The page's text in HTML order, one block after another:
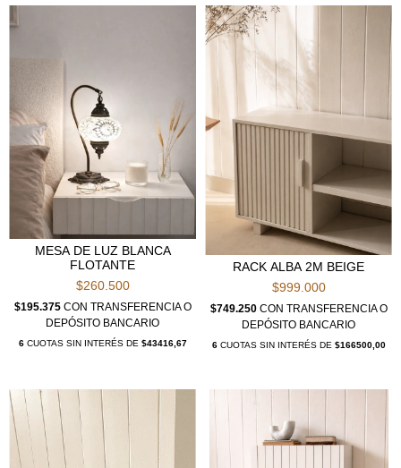
MESA DE LUZ BLANCA
FLOTANTE
$260.500
$195.375 CON TRANSFERENCIA O
DEPÓSITO BANCARIO
6CUOTAS SIN INTERÉS DE $43416,67
RACK ALBA 2M BEIGE
$999.000
$749.250 CON TRANSFERENCIA O
DEPÓSITO BANCARIO
6CUOTAS SIN INTERÉS DE $166500,00